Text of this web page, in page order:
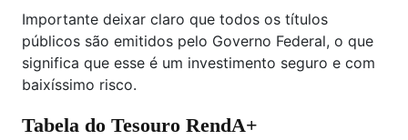
Importante deixar claro que todos os títulos
públicos são emitidos pelo Governo Federal, o que
significa que esse é um investimento seguro e com
baixíssimo risco.
Tabela do Tesouro RendA+